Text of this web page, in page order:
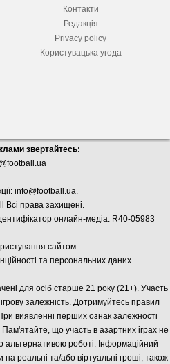
Контакти
Редакція
Privacy policy
Користувацька угода
звертайтесь:
info@football.ua.
Всі права захищені.
онлайн-медіа: R40-05983
сайтом
та персональних даних
для осіб старше 21 року (21+). Участь
залежність. Дотримуйтесь правил
виявленні перших ознак залежності
Пам'ятайте, що участь в азартних іграх не
роботі. Інформаційний
реальні та/або віртуальні гроші, також